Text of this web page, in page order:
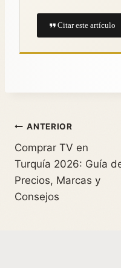
Citar este artículo
ANTERIOR
Comprar TV en
Turquía 2026: Guía
Precios, Marcas y
Consejos